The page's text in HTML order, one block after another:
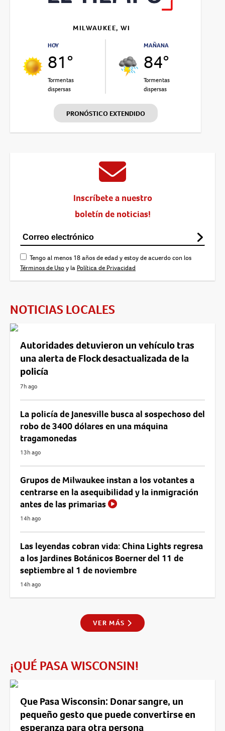
MILWAUKEE, WI
HOY
81°
Tormentas
dispersas
MAÑANA
84°
Tormentas
dispersas
PRONÓSTICO EXTENDIDO
Inscríbete a nuestro
boletín de noticias!
Tengo al menos 18 años de edad y estoy de acuerdo con los
Términos de Usoy la Política de Privacidad
NOTICIAS LOCALES
Autoridades detuvieron un vehículo tras
una alerta de Flock desactualizada de la
policía
7h ago
La policía de Janesville busca al sospechoso del
robo de 3400 dólares en una máquina
tragamonedas
13h ago
Grupos de Milwaukee instan a los votantes a
centrarse en la asequibilidad y la inmigración
antes de las primarias
14h ago
Las leyendas cobran vida: China Lights regresa
a los Jardines Botánicos Boerner del 11 de
septiembre al 1 de noviembre
14h ago
VER MÁS
¡QUÉ PASA WISCONSIN!
Que Pasa Wisconsin: Donar sangre, un
pequeño gesto que puede convertirse en
esperanza para otra persona